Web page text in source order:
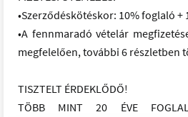
•Szerződéskötéskor: 10% foglaló +
•A fennmaradó vételár
megfelelően, további 6 részletben
TISZTELT ÉRDEKLŐDŐ!
TÖBB MINT 20 ÉVE